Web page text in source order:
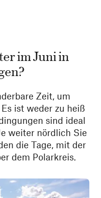
im Juni in
Zeit, um
ist weder zu heiß
sind ideal
weiter nördlich Sie
die Tage, mit der
dem Polarkreis.